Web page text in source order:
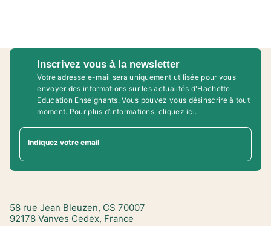
Inscrivez vous à la newsletter
Votre adresse e-mail sera uniquement utilisée pour vous
envoyer des informations sur les actualités d'Hachette
Education Enseignants. Vous pouvez vous désinscrire à tout
moment. Pour plus d’informations, cliquez ici.
Indiquez votre email
58 rue Jean Bleuzen, CS 70007
92178 Vanves Cedex, France